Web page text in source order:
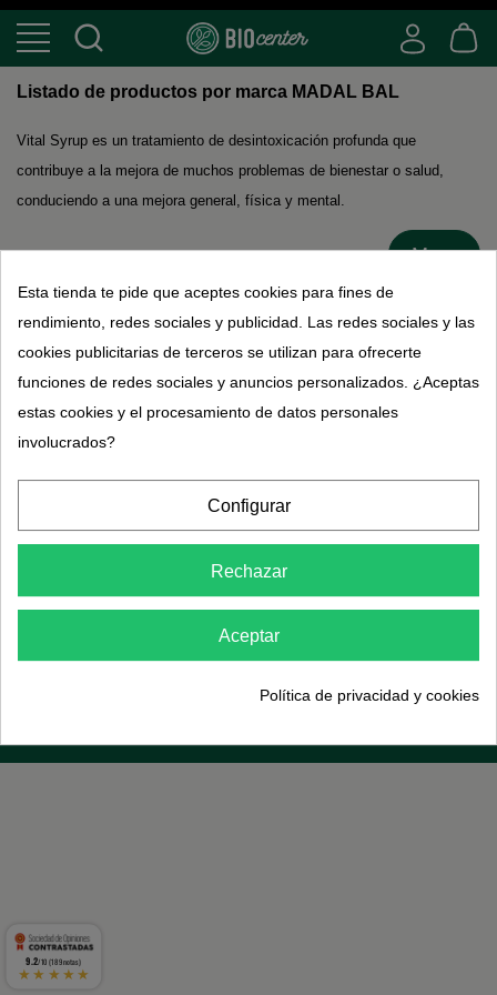
Listado de productos por marca MADAL BAL
Vital Syrup es un tratamiento de desintoxicación profunda que
contribuye a la mejora de muchos problemas de bienestar o salud,
conduciendo a una mejora general, física y mental.
More
No hay productos disponibles
A propos de Bio Center
Esta tienda te pide que aceptes cookies para fines de
rendimiento, redes sociales y publicidad. Las redes sociales y las
cookies publicitarias de terceros se utilizan para ofrecerte
funciones de redes sociales y anuncios personalizados. ¿Aceptas
estas cookies y el procesamiento de datos personales
involucrados?
Configurar
Rechazar
Aceptar
Política de privacidad y cookies
9.2/10 (189 notas)
★★★★★